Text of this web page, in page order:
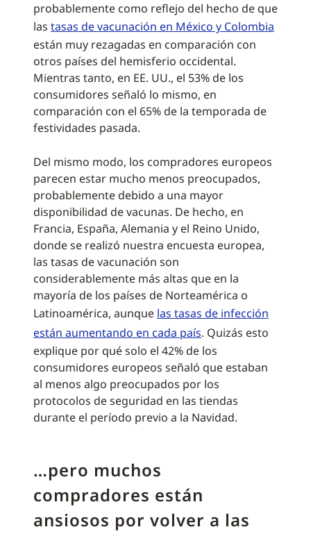
probablemente como reflejo del hecho de que
las tasas de vacunación en México y Colombia
están muy rezagadas en comparación con
otros países del hemisferio occidental.
Mientras tanto, en EE. UU., el 53% de los
consumidores señaló lo mismo, en
comparación con el 65% de la temporada de
festividades pasada.
Del mismo modo, los compradores europeos
parecen estar mucho menos preocupados,
probablemente debido a una mayor
disponibilidad de vacunas. De hecho, en
Francia, España, Alemania y el Reino Unido,
donde se realizó nuestra encuesta europea,
las tasas de vacunación son
considerablemente más altas que en la
mayoría de los países de Norteamérica o
Latinoamérica, aunque las tasas de infección
están aumentando en cada país. Quizás esto
explique por qué solo el 42% de los
consumidores europeos señaló que estaban
al menos algo preocupados por los
protocolos de seguridad en las tiendas
durante el período previo a la Navidad.
…pero muchos
compradores están
ansiosos por volver a las